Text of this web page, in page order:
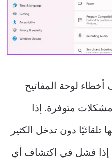
لوحة المفاتيح
متوفرة. إذا
تلقائيًا دون تدخل الكثير
إذا فشل في اكتشاف أي